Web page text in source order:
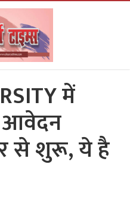
में
आवेदन
से शुरू, ये है